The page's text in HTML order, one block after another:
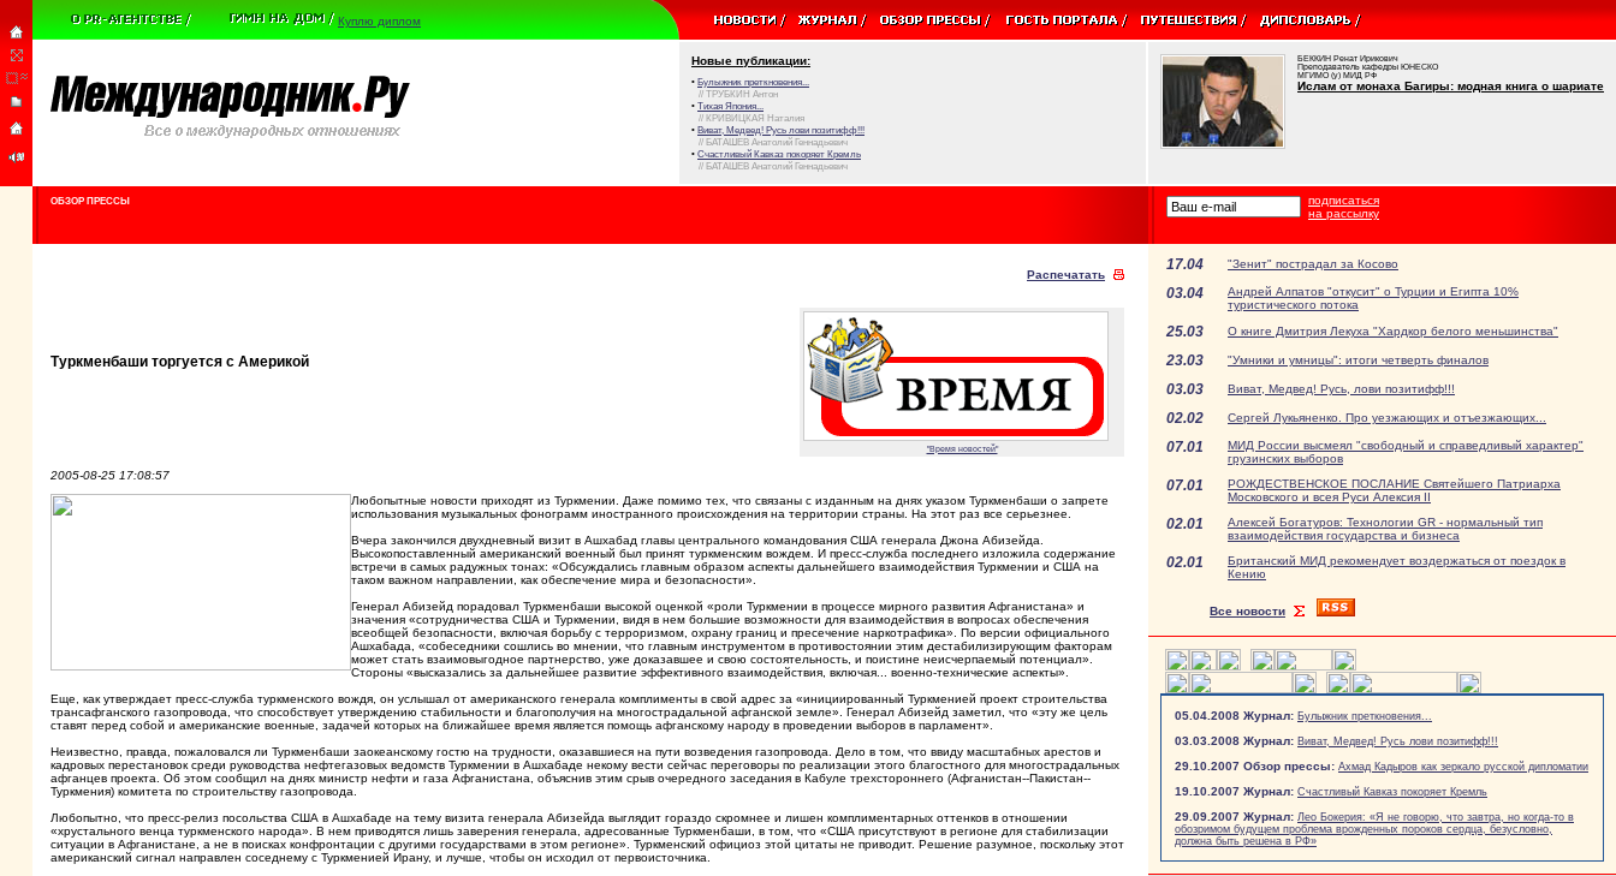
Куплю диплом
Новые публикации:
• Булыжник преткновения...
// ТРУБКИН Антон
• Тихая Япония...
// КРИВИЦКАЯ Наталия
• Виват, Медвед! Русь лови позитифф!!!
// БАТАШЕВ Анатолий Геннадьевич
• Счастливый Кавказ покоряет Кремль
// БАТАШЕВ Анатолий Геннадьевич
БЕККИН Ренат Ирикович
Преподаватель кафедры ЮНЕСКО
МГИМО (у) МИД РФ
Ислам от монаха Багиры: модная книга о шариате
ОБЗОР ПРЕССЫ
подписаться
на рассылку
Распечатать
Туркменбаши торгуется с Америкой
"Время новостей"
2005-08-25 17:08:57
Любопытные новости приходят из Туркмении. Даже помимо тех, что связаны с изданным на днях указом Туркменбаши о запрете
использования музыкальных фонограмм иностранного происхождения на территории страны. На этот раз все серьезнее.
Вчера закончился двухдневный визит в Ашхабад главы центрального командования США генерала Джона Абизейда.
Высокопоставленный американский военный был принят туркменским вождем. И пресс-служба последнего изложила содержание
встречи в самых радужных тонах: «Обсуждались главным образом аспекты дальнейшего взаимодействия Туркмении и США на
таком важном направлении, как обеспечение мира и безопасности».
Генерал Абизейд порадовал Туркменбаши высокой оценкой «роли Туркмении в процессе мирного развития Афганистана» и
значения «сотрудничества США и Туркмении, видя в нем большие возможности для взаимодействия в вопросах обеспечения
всеобщей безопасности, включая борьбу с терроризмом, охрану границ и пресечение наркотрафика». По версии официального
Ашхабада, «собеседники сошлись во мнении, что главным инструментом в противостоянии этим дестабилизирующим факторам
может стать взаимовыгодное партнерство, уже доказавшее и свою состоятельность, и поистине неисчерпаемый потенциал».
Стороны «высказались за дальнейшее развитие эффективного взаимодействия, включая... военно-технические аспекты».
Еще, как утверждает пресс-служба туркменского вождя, он услышал от американского генерала комплименты в свой адрес за «инициированный Туркменией проект строительства
трансафганского газопровода, что способствует утверждению стабильности и благополучия на многострадальной афганской земле». Генерал Абизейд заметил, что «эту же цель
ставят перед собой и американские военные, задачей которых на ближайшее время является помощь афганскому народу в проведении выборов в парламент».
Неизвестно, правда, пожаловался ли Туркменбаши заокеанскому гостю на трудности, оказавшиеся на пути возведения газопровода. Дело в том, что ввиду масштабных арестов и
кадровых перестановок среди руководства нефтегазовых ведомств Туркмении в Ашхабаде некому вести сейчас переговоры по реализации этого благостного для многострадальных
афганцев проекта. Об этом сообщил на днях министр нефти и газа Афганистана, объяснив этим срыв очередного заседания в Кабуле трехстороннего (Афганистан--Пакистан--
Туркмения) комитета по строительству газопровода.
Любопытно, что пресс-релиз посольства США в Ашхабаде на тему визита генерала Абизейда выглядит гораздо скромнее и лишен комплиментарных оттенков в отношении
«хрустального венца туркменского народа». В нем приводятся лишь заверения генерала, адресованные Туркменбаши, в том, что «США присутствуют в регионе для стабилизации
ситуации в Афганистане, а не в поисках конфронтации с другими государствами в этом регионе». Туркменский официоз этой цитаты не приводит. Решение разумное, поскольку этот
американский сигнал направлен соседнему с Туркменией Ирану, и лучше, чтобы он исходил от первоисточника.
17.04 "Зенит" пострадал за Косово
03.04
Андрей Алпатов "откусит" о Турции и Египта 10%
туристического потока
25.03 О книге Дмитрия Лекуха "Хардкор белого меньшинства"
23.03 "Умники и умницы": итоги четверть финалов
03.03 Виват, Медвед! Русь, лови позитифф!!!
02.02 Сергей Лукьяненко. Про уезжающих и отъезжающих...
07.01
МИД России высмеял "свободный и справедливый характер"
грузинских выборов
07.01
РОЖДЕСТВЕНСКОЕ ПОСЛАНИЕ Святейшего Патриарха
Московского и всея Руси Алексия II
02.01
Алексей Богатуров: Технологии GR - нормальный тип
взаимодействия государства и бизнеса
02.01
Британский МИД рекомендует воздержаться от поездок в
Кению
Все новости
05.04.2008 Журнал: Булыжник преткновения...
03.03.2008 Журнал: Виват, Медвед! Русь лови позитифф!!!
29.10.2007 Обзор прессы: Ахмад Кадыров как зеркало русской дипломатии
19.10.2007 Журнал: Счастливый Кавказ покоряет Кремль
29.09.2007 Журнал: Лео Бокерия: «Я не говорю, что завтра, но когда-то в
обозримом будущем проблема врожденных пороков сердца, безусловно,
должна быть решена в РФ»